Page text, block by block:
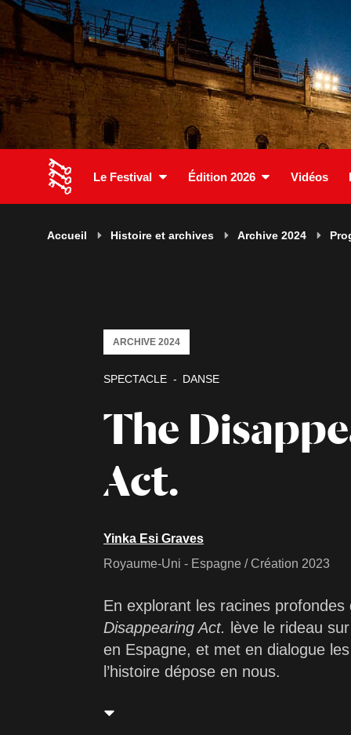
Le Festival Édition 2026 Vidéos
Accueil Histoire et archives Archive 2024
The
Act.
SPECTACLE DANSE
ARCHIVE 2024
Yinka Esi Graves
Royaume-Uni - Espagne / Création 2023
En explorant les racines
Disappearing Act. lève le rideau
en Espagne, et met en dialogue
l’histoire dépose en nous.